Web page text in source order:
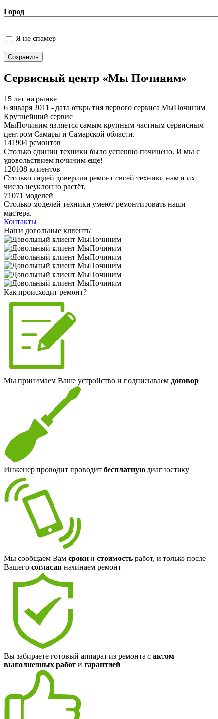
Город
Я не спамер
Я спамер
Сервисный центр «Мы Починим»
15 лет на рынке
6 января 2011 - дата открытия первого сервиса МыПочиним
Крупнейший сервис
МыПочиним является самым крупным частным сервисным
центром Самары и Самарской области.
141904 ремонтов
Столько единиц техники было успешно починено. И мы с
удовольствием починим еще!
120108 клиентов
Столько людей доверили ремонт своей техники нам и их
число неуклонно растёт.
71071 моделей
Столько моделей техники умеют ремонтировать наши
мастера.
Контакты
Наши довольные клиенты
Как происходит ремонт?
Мы принимаем Ваше устройство и подписываем договор
Инженер проводит проводит бесплатную диагностику
Мы сообщаем Вам сроки и стоимость работ, и только после
Вашего согласия начинаем ремонт
Вы забираете готовый аппарат из ремонта с актом
выполненных работ и гарантией